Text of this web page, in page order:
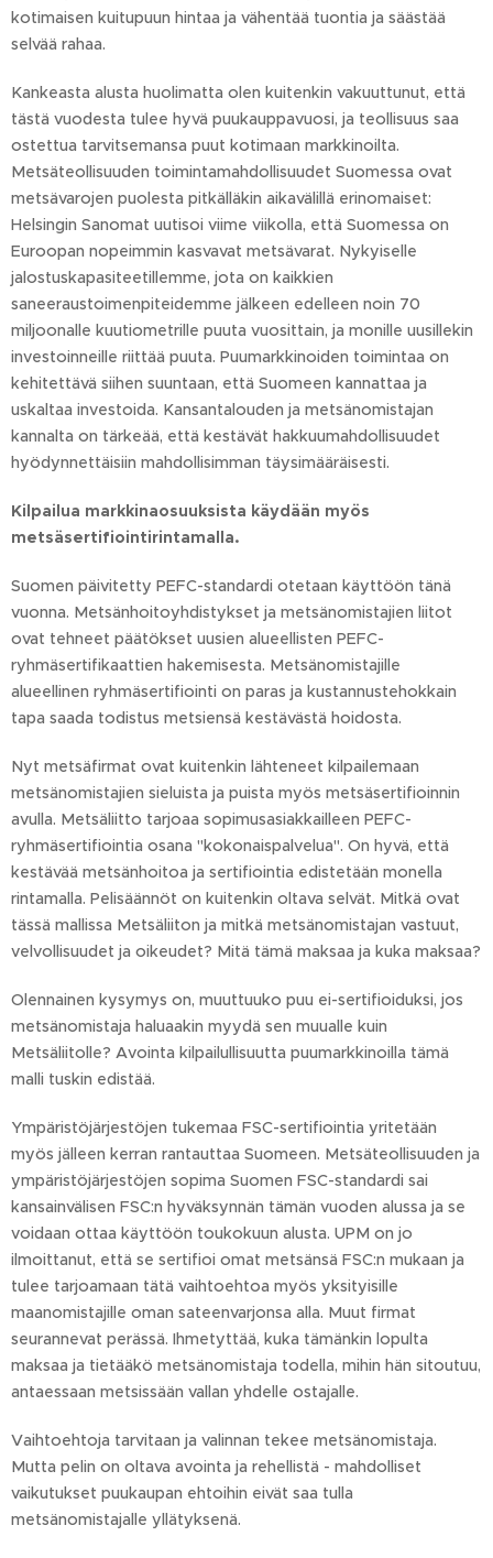
kotimaisen kuitupuun hintaa ja vähentää tuontia ja säästää
selvää rahaa.
Kankeasta alusta huolimatta olen kuitenkin vakuuttunut, että
tästä vuodesta tulee hyvä puukauppavuosi, ja teollisuus saa
ostettua tarvitsemansa puut kotimaan markkinoilta.
Metsäteollisuuden toimintamahdollisuudet Suomessa ovat
metsävarojen puolesta pitkälläkin aikavälillä erinomaiset:
Helsingin Sanomat uutisoi viime viikolla, että Suomessa on
Euroopan nopeimmin kasvavat metsävarat. Nykyiselle
jalostuskapasiteetillemme, jota on kaikkien
saneeraustoimenpiteidemme jälkeen edelleen noin 70
miljoonalle kuutiometrille puuta vuosittain, ja monille uusillekin
investoinneille riittää puuta. Puumarkkinoiden toimintaa on
kehitettävä siihen suuntaan, että Suomeen kannattaa ja
uskaltaa investoida. Kansantalouden ja metsänomistajan
kannalta on tärkeää, että kestävät hakkuumahdollisuudet
hyödynnettäisiin mahdollisimman täysimääräisesti.
Kilpailua markkinaosuuksista käydään myös
metsäsertifiointirintamalla.
Suomen päivitetty PEFC-standardi otetaan käyttöön tänä
vuonna. Metsänhoitoyhdistykset ja metsänomistajien liitot
ovat tehneet päätökset uusien alueellisten PEFC-
ryhmäsertifikaattien hakemisesta. Metsänomistajille
alueellinen ryhmäsertifiointi on paras ja kustannustehokkain
tapa saada todistus metsiensä kestävästä hoidosta.
Nyt metsäfirmat ovat kuitenkin lähteneet kilpailemaan
metsänomistajien sieluista ja puista myös metsäsertifioinnin
avulla. Metsäliitto tarjoaa sopimusasiakkailleen PEFC-
ryhmäsertifiointia osana "kokonaispalvelua". On hyvä, että
kestävää metsänhoitoa ja sertifiointia edistetään monella
rintamalla. Pelisäännöt on kuitenkin oltava selvät. Mitkä ovat
tässä mallissa Metsäliiton ja mitkä metsänomistajan vastuut,
velvollisuudet ja oikeudet? Mitä tämä maksaa ja kuka maksaa?
Olennainen kysymys on, muuttuuko puu ei-sertifioiduksi, jos
metsänomistaja haluaakin myydä sen muualle kuin
Metsäliitolle? Avointa kilpailullisuutta puumarkkinoilla tämä
malli tuskin edistää.
Ympäristöjärjestöjen tukemaa FSC-sertifiointia yritetään
myös jälleen kerran rantauttaa Suomeen. Metsäteollisuuden ja
ympäristöjärjestöjen sopima Suomen FSC-standardi sai
kansainvälisen FSC:n hyväksynnän tämän vuoden alussa ja se
voidaan ottaa käyttöön toukokuun alusta. UPM on jo
ilmoittanut, että se sertifioi omat metsänsä FSC:n mukaan ja
tulee tarjoamaan tätä vaihtoehtoa myös yksityisille
maanomistajille oman sateenvarjonsa alla. Muut firmat
seurannevat perässä. Ihmetyttää, kuka tämänkin lopulta
maksaa ja tietääkö metsänomistaja todella, mihin hän sitoutuu,
antaessaan metsissään vallan yhdelle ostajalle.
Vaihtoehtoja tarvitaan ja valinnan tekee metsänomistaja.
Mutta pelin on oltava avointa ja rehellistä - mahdolliset
vaikutukset puukaupan ehtoihin eivät saa tulla
metsänomistajalle yllätyksenä.